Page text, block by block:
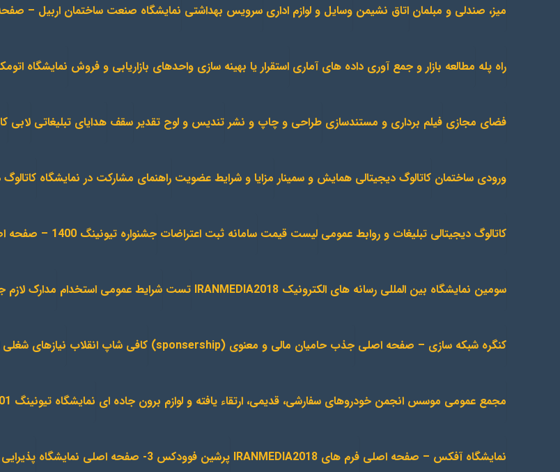
میز، صندلی و مبلمان اتاق نشیمن وسایل و لوازم اداری سرویس بهداشتی نمایشگاه صنعت ساختمان اربیل –
راه پله مطالعه بازار و جمع آوری داده های آماری استقرار یا بهینه سازی واحدهای بازاریابی و فروش نمایشگاه اتومکانیک 1403
فضای مجازی فیلم برداری و مستندسازی طراحی و چاپ و نشر تندیس و لوح تقدیر سقف هدایای تبلیغاتی لابی
ورودی ساختمان کاتالوگ دیجیتالی همایش و سمینار مزایا و شرایط عضویت راهنمای مشارکت در نمایشگاه
کاتالوگ دیجیتالی تبلیغات و روابط عمومی لیست قیمت سامانه ثبت اعتراضات جشنواره تیونینگ 1400 – صفحه اصلی
سومین نمایشگاه بین المللی رسانه های الکترونیک IRANMEDIA2018 تست شرایط عمومی استخدام مدارک
کنگره شبکه سازی – صفحه اصلی جذب حامیان مالی و معنوی (sponsership) کافی شاپ انقلاب نیازهای شغلی
مجمع عمومی موسس انجمن خودروهای سفارشی، قدیمی، ارتقاء یافته و لوازم برون جاده ای نمایشگاه تیونینگ 1401 – صفحه اصلی
نمایشگاه آفکس – صفحه اصلی فرم های IRANMEDIA2018 پرشین فوودکس 3- صفحه اصلی نمایشگاه پذیرایی